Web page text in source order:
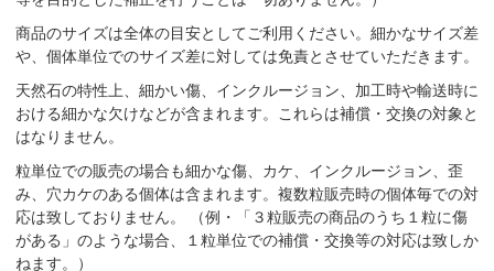
商品のサイズは全体の目安としてご利用ください。細かなサイズ差
や、個体単位でのサイズ差に対しては免責とさせていただきます。
天然石の特性上、細かい傷、インクルージョン、加工時や輸送時に
おける細かな欠けなどが含まれます。これらは補償・交換の対象と
はなりません。
粒単位での販売の場合も細かな傷、カケ、インクルージョン、歪
み、穴カケのある個体は含まれます。複数粒販売時の個体毎での対
応は致しておりません。 （例・「３粒販売の商品のうち１粒に傷
がある」のような場合、１粒単位での補償・交換等の対応は致しか
ねます。）